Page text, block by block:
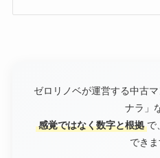
ゼロリノベが運営する中古
ナラ」
感覚ではなく数字と根拠 で
できま